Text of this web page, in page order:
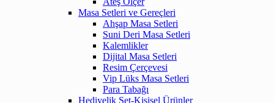
Masa Setleri ve Gereçleri
Ahşap Masa Setleri
Suni Deri Masa Setleri
Kalemlikler
Dijital Masa Setleri
Resim Çerçevesi
Vip Lüks Masa Setleri
Para Tabağı
Hediyelik Set-Kişisel Ürünler